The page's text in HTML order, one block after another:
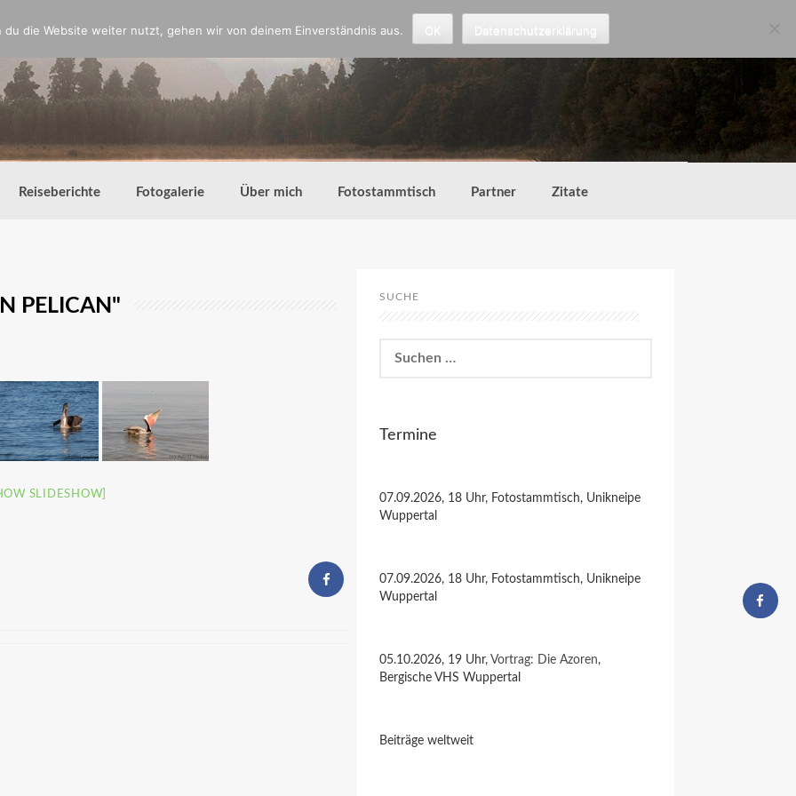
Reiseberichte Fotogalerie Über mich Fotostammtisch Partner Zitate
PELICAN"
SLIDESHOW]
SUCHE
nach:
Termine
07.09.2026, 18 Uhr, Fotostammtisch, Unikneipe
Wuppertal
07.09.2026, 18 Uhr, Fotostammtisch, Unikneipe
Wuppertal
05.10.2026, 19 Uhr, Vortrag: Die Azoren,
Bergische VHS Wuppertal
Beiträge weltweit
die Website weiter nutzt, gehen wir von deinem Einverständnis aus.